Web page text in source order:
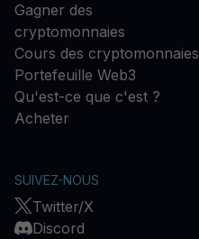
Gagner des
cryptomonnaies
Cours des cryptomonnaies
Portefeuille Web3
Qu'est-ce que c'est ?
Acheter
SUIVEZ-NOUS
Twitter/X
Discord